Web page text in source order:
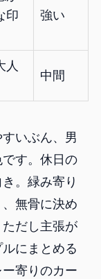
印
強い
人
中間
いぶん、男
す。休日の
。緑み寄り
無骨に決め
だし主張が
にまとめる
寄りのカー